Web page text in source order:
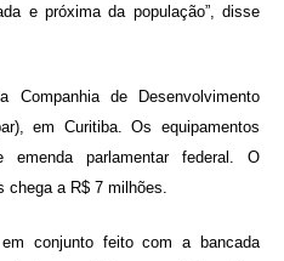
e próxima da população”, disse
de Desenvolvimento
em Curitiba. Os equipamentos
parlamentar federal. O
a R$ 7 milhões.
conjunto feito com a bancada